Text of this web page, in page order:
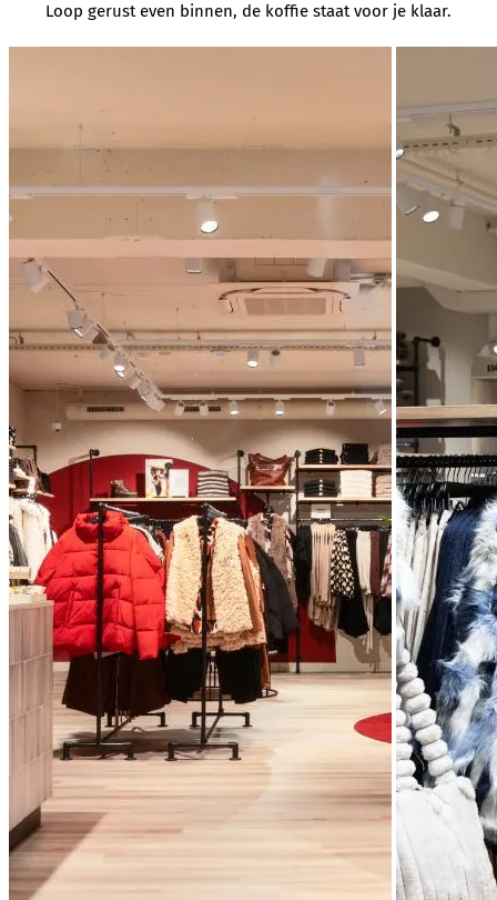
Loop gerust even binnen, de koffie staat voor je klaar.